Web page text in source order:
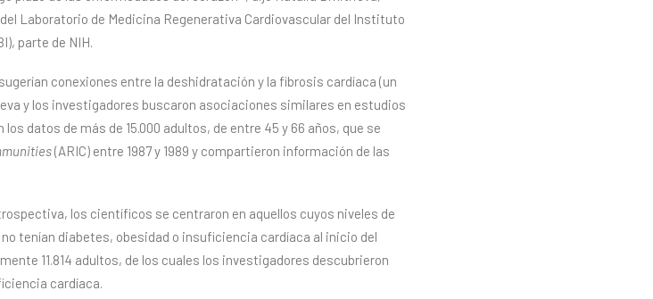
Laboratorio de Medicina Regenerativa Cardiovascular del Instituto
parte de NIH.
conexiones entre la deshidratación y la fibrosis cardíaca (un
y los investigadores buscaron asociaciones similares en estudios
datos de más de 15.000 adultos, de entre 45 y 66 años, que se
(ARIC) entre 1987 y 1989 y compartieron información de las
los científicos se centraron en aquellos cuyos niveles de
tenían diabetes, obesidad o insuficiencia cardíaca al inicio del
11.814 adultos, de los cuales los investigadores descubrieron
cardíaca.